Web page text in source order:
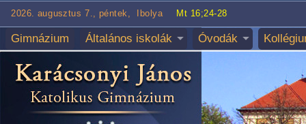
2026. augusztus 7., péntek, Ibolya Mt 16;24-28
Gimnázium Általános iskolák Óvodák